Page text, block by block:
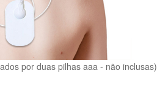
por duas pilhas aaa - não inclusas)